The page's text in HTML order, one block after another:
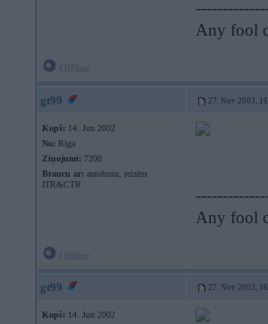
Any fool
gt99 27. Nov 2003,
Kopš: 14. Jun 2002
No: Rīga
Ziņojumi: 7200
Braucu ar: autobusu, reizēm
ITR&CTR
Any fool
gt99 27. Nov 2003,
Kopš: 14. Jun 2002